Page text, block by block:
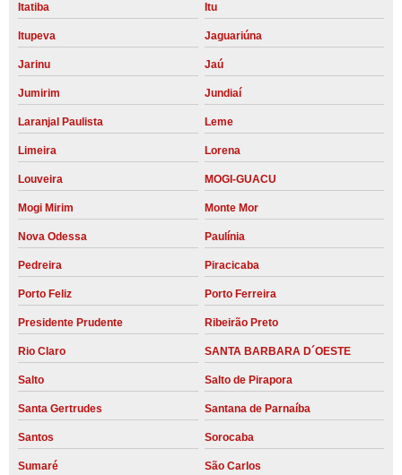
Itatiba Itu
Itupeva Jaguariúna
Jarinu Jaú
Jumirim Jundiaí
Laranjal Paulista Leme
Limeira Lorena
Louveira MOGI-GUACU
Mogi Mirim Monte Mor
Nova Odessa Paulínia
Pedreira Piracicaba
Porto Feliz Porto Ferreira
Presidente Prudente Ribeirão Preto
Rio Claro SANTA BARBARA D´OESTE
Salto Salto de Pirapora
Santa Gertrudes Santana de Parnaíba
Santos Sorocaba
Sumaré São Carlos